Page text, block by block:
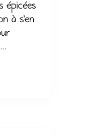
épicées
à s'en